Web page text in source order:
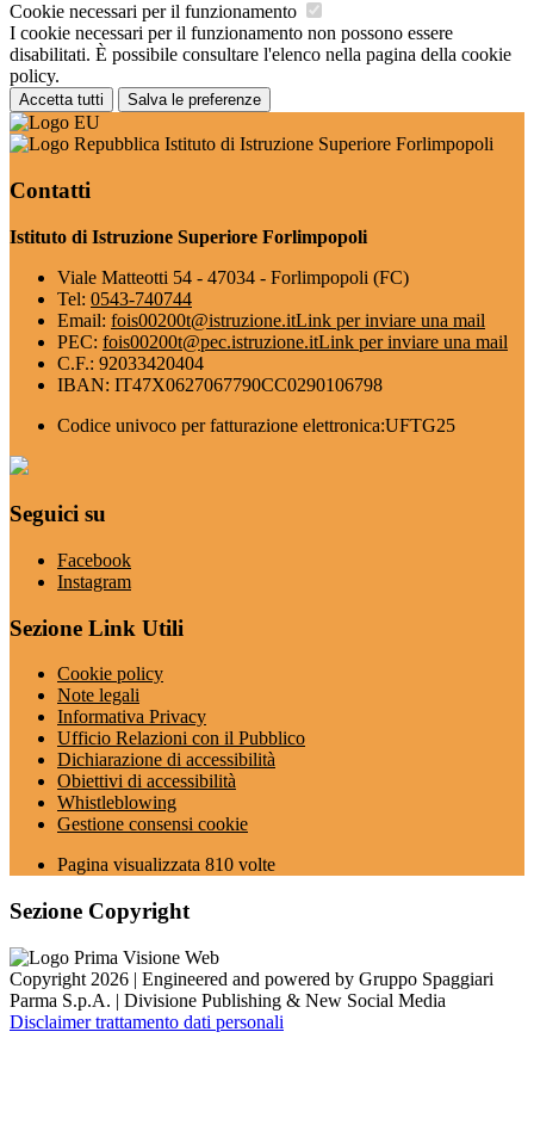
Cookie necessari per il funzionamento
I cookie necessari per il funzionamento non possono essere
disabilitati. È possibile consultare l'elenco nella pagina della cookie
policy.
Accetta tutti Salva le preferenze
Istituto di Istruzione Superiore Forlimpopoli
Contatti
Istituto di Istruzione Superiore Forlimpopoli
Viale Matteotti 54 - 47034 - Forlimpopoli (FC)
Tel: 0543-740744
Email: fois00200t@istruzione.itLink per inviare una mail
PEC: fois00200t@pec.istruzione.itLink per inviare una mail
C.F.: 92033420404
IBAN: IT47X0627067790CC0290106798
Codice univoco per fatturazione elettronica:UFTG25
Seguici su
Facebook
Instagram
Sezione Link Utili
Cookie policy
Note legali
Informativa Privacy
Ufficio Relazioni con il Pubblico
Dichiarazione di accessibilità
Obiettivi di accessibilità
Whistleblowing
Gestione consensi cookie
Pagina visualizzata 810 volte
Sezione Copyright
Copyright 2026 | Engineered and powered by Gruppo Spaggiari
Parma S.p.A. | Divisione Publishing & New Social Media
Disclaimer trattamento dati personali